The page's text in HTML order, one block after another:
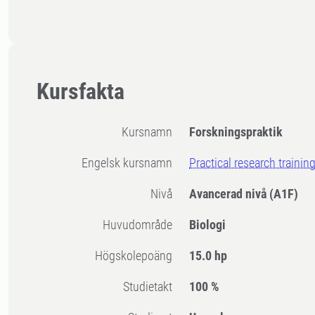
Kursfakta
Kursnamn Forskningspraktik
Engelsk kursnamn Practical research
Nivå Avancerad nivå (A1F)
Huvudområde Biologi
högskolepoäng 15.0 hp
Studietakt 100 %